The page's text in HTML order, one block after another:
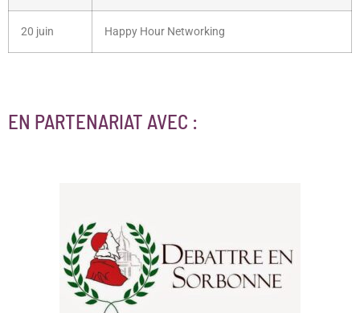
20 juin Happy Hour Networking
EN PARTENARIAT AVEC :